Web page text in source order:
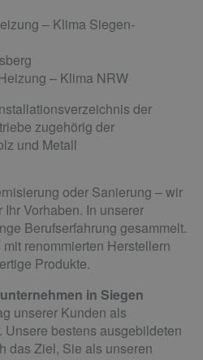
– Klima Siegen-
– Klima NRW
der
zugehörig der
und Metall
oder Sanierung – wir
Vorhaben. In unserer
Berufserfahrung gesammelt.
renommierten Herstellern
Produkte.
in Siegen
unserer Kunden als
bestens ausgebildeten
das Ziel, Sie als unseren